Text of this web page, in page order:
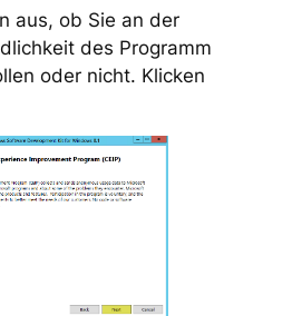
aus, ob Sie an der
des Programm
oder nicht. Klicken